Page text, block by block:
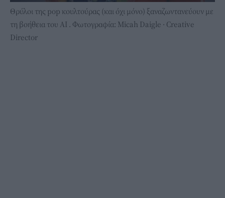
Θρύλοι της pop κουλτούρας (και όχι μόνο) ξαναζωντανεύουν με
τη βοήθεια του ΑΙ . Φωτογραφία: Micah Daigle · Creative
Director